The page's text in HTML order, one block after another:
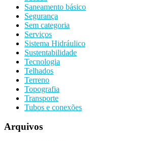
Saneamento básico
Segurança
Sem categoria
Serviços
Sistema Hidráulico
Sustentabilidade
Tecnologia
Telhados
Terreno
Topografia
Transporte
Tubos e conexões
Arquivos